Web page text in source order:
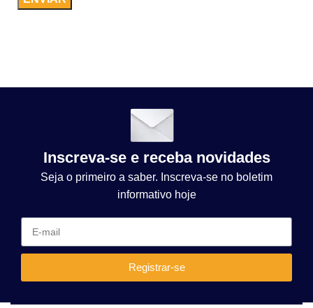
Inscreva-se e receba novidades
Seja o primeiro a saber. Inscreva-se no boletim
informativo hoje
Registrar-se